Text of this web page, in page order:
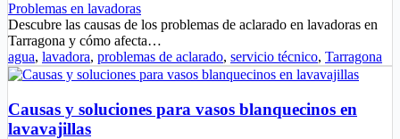
Problemas en lavadoras
Descubre las causas de los problemas de aclarado en lavadoras en
Tarragona y cómo afecta…
agua, lavadora, problemas de aclarado, servicio técnico, Tarragona
Causas y soluciones para vasos blanquecinos en
lavavajillas